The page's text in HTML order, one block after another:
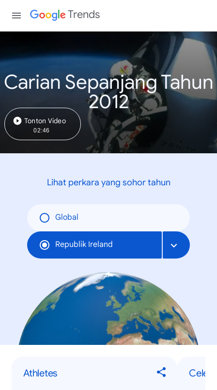
Trends
Carian Sepanjang Tahun
2012
Tonton Video
02:46
Lihat perkara yang sohor tahun
Global
Republik Ireland
Athletes